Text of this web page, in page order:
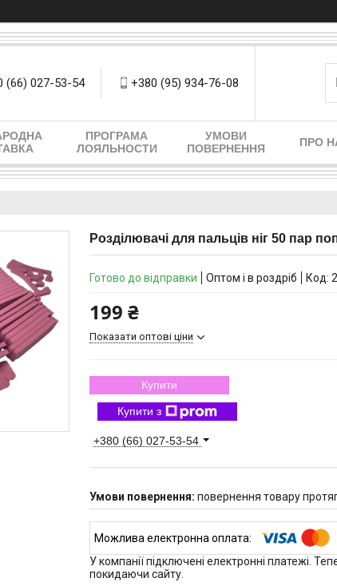
(66) 027-53-54 +380 (95) 934-76-08
ПРОГРАМА
ЛОЯЛЬНОСТИ
УМОВИ
ПОВЕРНЕННЯ
ПРО
Розділювачі для пальців ніг 50 пар
Готово до відправки Оптом і в роздріб Код:
199 ₴
Показати оптові ціни
Купити
Купити з
+380 (66) 027-53-54
повернення товару
У компанії підключені електронні платежі.
покидаючи сайту.